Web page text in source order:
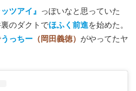
ツアイ』
っぽいなと思っていた
のダクトでほふく前進を始めた。
うっちー （岡田義徳） がやってたヤ